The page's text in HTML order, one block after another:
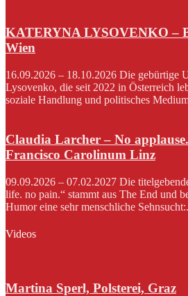
KATERYNA LYSOVENKO –
Wien
16.09.2026 – 18.10.2026 Die gebürtige
Lysovenko, die seit 2022 in Österreich
soziale Handlung und politisches
Claudia Larcher – No
Francisco Carolinum Linz
09.09.2026 – 07.02.2027 Die
life. no pain.“ stammt aus The End und
Humor eine sehr menschliche
Videos
Martina Sperl, Polsterei, Graz